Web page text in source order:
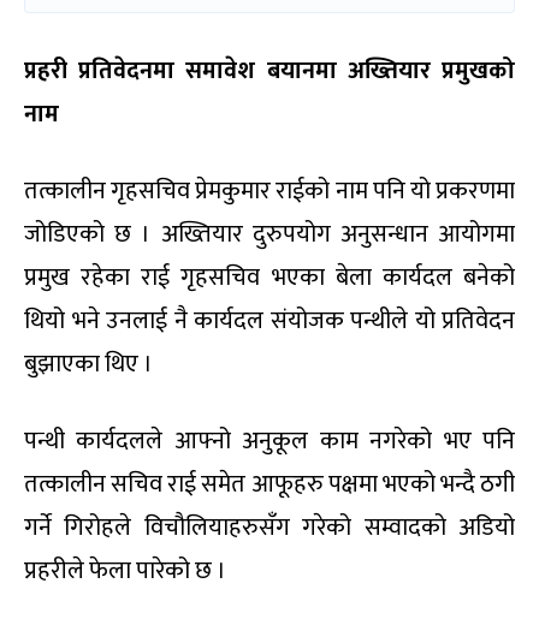
प्रहरी प्रतिवेदनमा समावेश बयानमा अख्तियार प्रमुखको
नाम
तत्कालीन गृहसचिव प्रेमकुमार राईको नाम पनि यो प्रकरणमा
जोडिएको छ । अख्तियार दुरुपयोग अनुसन्धान आयोगमा
प्रमुख रहेका राई गृहसचिव भएका बेला कार्यदल बनेको
थियो भने उनलाई नै कार्यदल संयोजक पन्थीले यो प्रतिवेदन
बुझाएका थिए ।
पन्थी कार्यदलले आफ्नो अनुकूल काम नगरेको भए पनि
तत्कालीन सचिव राई समेत आफूहरु पक्षमा भएको भन्दै ठगी
गर्ने गिरोहले विचौलियाहरुसँग गरेको सम्वादको अडियो
प्रहरीले फेला पारेको छ ।